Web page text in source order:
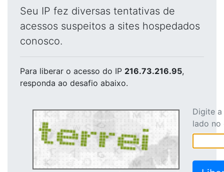
Seu IP fez diversas tentativas de
acessos suspeitos a sites hospedados
conosco.
Para liberar o acesso do IP 216.73.216.95,
responda ao desafio abaixo.
Digite
lado no